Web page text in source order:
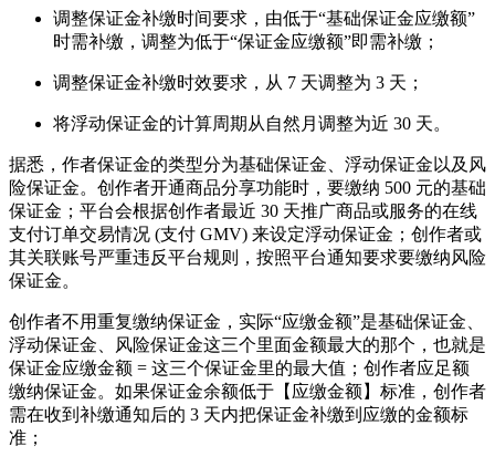
调整保证金补缴时间要求，由低于“基础保证金应缴额”
时需补缴，调整为低于“保证金应缴额”即需补缴；
调整保证金补缴时效要求，从 7 天调整为 3 天；
将浮动保证金的计算周期从自然月调整为近 30 天。
据悉，作者保证金的类型分为基础保证金、浮动保证金以及风
险保证金。创作者开通商品分享功能时，要缴纳 500 元的基础
保证金；平台会根据创作者最近 30 天推广商品或服务的在线
支付订单交易情况 (支付 GMV) 来设定浮动保证金；创作者或
其关联账号严重违反平台规则，按照平台通知要求要缴纳风险
保证金。
创作者不用重复缴纳保证金，实际“应缴金额”是基础保证金、
浮动保证金、风险保证金这三个里面金额最大的那个，也就是
保证金应缴金额 = 这三个保证金里的最大值；创作者应足额
缴纳保证金。如果保证金余额低于【应缴金额】标准，创作者
需在收到补缴通知后的 3 天内把保证金补缴到应缴的金额标
准；